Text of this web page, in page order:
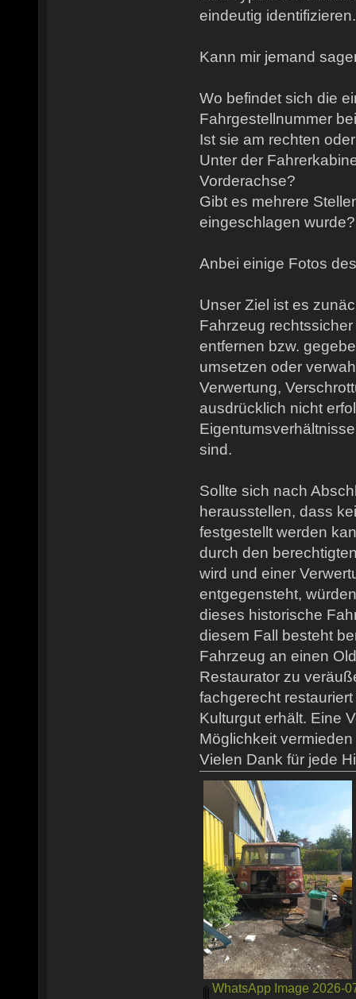
eindeutig identifizieren.
Kann mir jemand
Wo befindet sich die
Fahrgestellnummer
Ist sie am rechten
Unter der
Vorderachse?
Gibt es mehrere
eingeschlagen wurde?
Anbei einige Fotos
Unser Ziel ist es
Fahrzeug
entfernen bzw.
umsetzen oder
Verwertung,
ausdrücklich nicht
sind.
Sollte sich nach
herausstellen, dass
festgestellt werden
durch den
wird und einer
entgegensteht,
dieses historische
diesem Fall besteht
Fahrzeug an einen
Restaurator zu
fachgerecht
Kulturgut erhält. Eine
Möglichkeit
Vielen Dank für jede
WhatsApp Image 2026-